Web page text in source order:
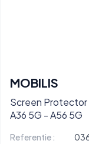
MOBILIS
Screen Protector
A36 5G - A56 5G
Referentie :